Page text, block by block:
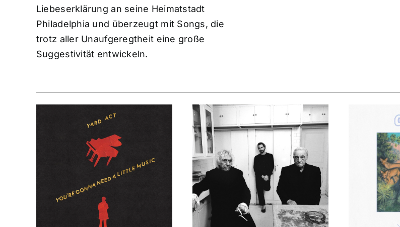
Liebeserklärung an seine Heimatstadt
Philadelphia und überzeugt mit Songs, die
trotz aller Unaufgeregtheit eine große
Suggestivität entwickeln.